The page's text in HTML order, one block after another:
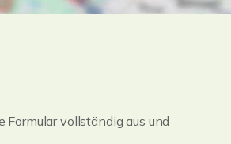
vollständig aus und